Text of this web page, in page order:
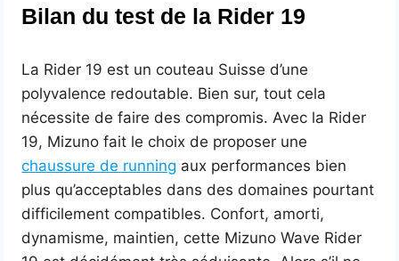
Bilan du test de la Rider 19
La Rider 19 est un couteau Suisse d’une
polyvalence redoutable. Bien sur, tout cela
nécessite de faire des compromis. Avec la Rider
19, Mizuno fait le choix de proposer une
chaussure de running aux performances bien
plus qu’acceptables dans des domaines pourtant
difficilement compatibles. Confort, amorti,
dynamisme, maintien, cette Mizuno Wave Rider